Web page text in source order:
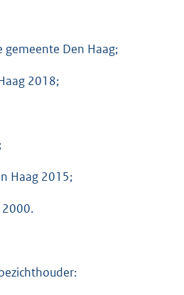
Den Haag;
2018;
Haag 2015;
2000.